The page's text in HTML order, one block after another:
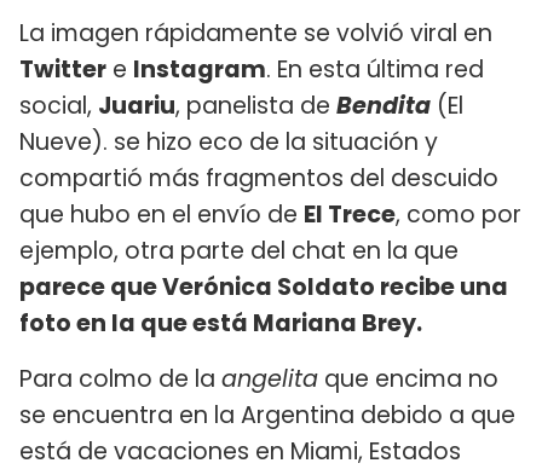
La imagen rápidamente se volvió viral en
Twitter e Instagram. En esta última red
social, Juariu, panelista de Bendita (El
Nueve). se hizo eco de la situación y
compartió más fragmentos del descuido
que hubo en el envío de El Trece, como por
ejemplo, otra parte del chat en la que
parece que Verónica Soldato recibe una
foto en la que está Mariana Brey.
Para colmo de la angelita que encima no
se encuentra en la Argentina debido a que
está de vacaciones en Miami, Estados